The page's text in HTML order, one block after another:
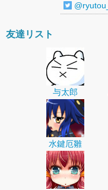
@ryutou_
友達リスト
与太郎
水鍵厄雛